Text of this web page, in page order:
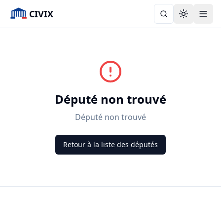
CIVIX Toggle
Député non trouvé
Député non trouvé
Retour à la liste des députés